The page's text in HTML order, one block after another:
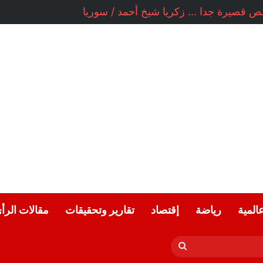
جدا … زكريا شيخ أحمد / سوريا
رياضة إقتصاد تقارير وتحقيقات مقالات
بحث